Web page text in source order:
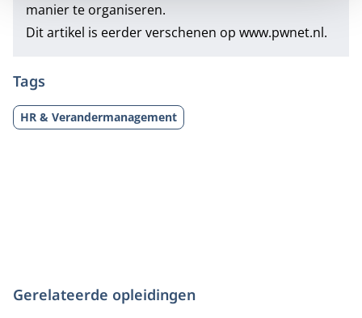
manier te organiseren.
Dit artikel is eerder verschenen op www.pwnet.nl.
Tags
HR & Verandermanagement
Gerelateerde opleidingen